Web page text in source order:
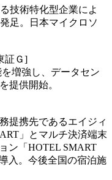
技術特化型企業によ
足。日本マイクロソ
証Ｇ]
増強し、データセン
提供開始。
提携先であるエイジィ
」とマルチ決済端末
ン「HOTEL SMART
入。今後全国の宿泊施